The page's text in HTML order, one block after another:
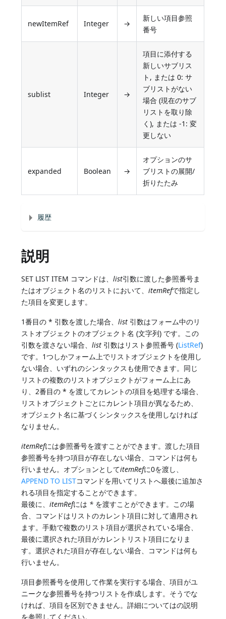
newItemRef Integer →
新しい項目参照
番号
sublist Integer →
項目に添付する
新しいサブリス
ト, または 0: サ
ブリストがない
場合 (現在のサブ
リストを取り除
く), または -1: 変
更しない
expanded Boolean →
オプションのサ
ブリストの展開/
折りたたみ
履歴
説明
SET LIST ITEM コマンドは、list引数に渡した参照番号ま
たはオブジェクト名のリストにおいて、itemRefで指定し
た項目を変更します。
1番目の * 引数を渡した場合、list 引数はフォーム中のリ
ストオブジェクトのオブジェクト名 (文字列) です。この
引数を渡さない場合、list 引数はリスト参照番号 (ListRef)
です。1つしかフォーム上でリストオブジェクトを使用し
ない場合、いずれのシンタックスも使用できます。同じ
リストの複数のリストオブジェクトがフォーム上にあ
り、2番目の * を渡してカレントの項目を処理する場合、
リストオブジェクトごとにカレント項目が異なるため、
オブジェクト名に基づくシンタックスを使用しなければ
なりません。
itemRefには参照番号を渡すことができます。渡した項目
参照番号を持つ項目が存在しない場合、コマンドは何も
行いません。オプションとしてitemRefに0を渡し、
APPEND TO LISTコマンドを用いてリストへ最後に追加さ
れる項目を指定することができます。
最後に、itemRefには * を渡すことができます。この場
合、コマンドはリストのカレント項目に対して適用され
ます。手動で複数のリスト項目が選択されている場合、
最後に選択された項目がカレントリスト項目になりま
す。選択された項目が存在しない場合、コマンドは何も
行いません。
項目参照番号を使用して作業を実行する場合、項目がユ
ニークな参照番号を持つリストを作成します。そうでな
ければ、項目を区別できません。詳細についてはの説明
を参照してください。